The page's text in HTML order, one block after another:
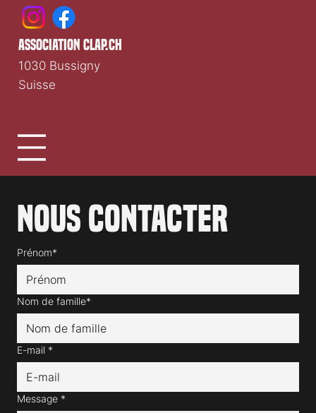
Nous contacter
Prénom*
Nom de famille*
E-mail *
Message *
association clap.ch
1030 Bussigny
Suisse